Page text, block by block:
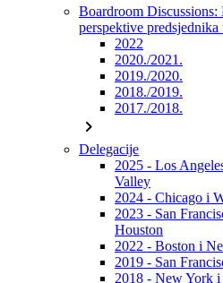
Boardroom
perspektive predsjednika
2022
2020./2021.
2019./2020.
2018./2019.
2017./2018.
chevron_right
Delegacije
2025 - Los
Valley
2024 - Chicago i
2023 - San
Houston
2022 - Boston i
2019 - San
2018 - New York i